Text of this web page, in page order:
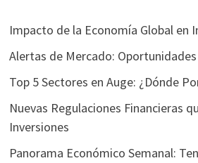
Impacto de la Economía Global en
Alertas de Mercado:
Top 5 Sectores en Auge: ¿Dónde
Nuevas Regulaciones Financieras
Inversiones
Panorama Económico Semanal: